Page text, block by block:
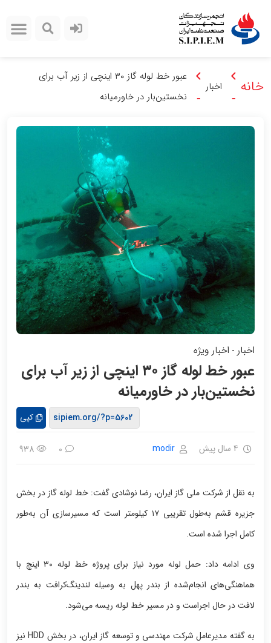
خانه -
اخبار
-
عبور خط لوله گاز ۳۰ اینچی از زیر آب برای
نخستین‌بار در خاورمیانه
اخبار - اخبار ویژه
عبور خط لوله گاز ۳۰ اینچی از زیر آب برای
نخستین‌بار در خاورمیانه
کپی
4 سال پیش modir
0
938
به نقل از شرکت ملی گاز ایران، رضا نوشادی گفت: خط لوله گاز در بخش
جزیره قشم به‌طول تقریبی ۱۷ کیلومتر است که مسیرسازی آن به‌طور
کامل اجرا شده است.
وی ادامه داد: حمل لوله مورد نیاز برای پروژه خط لوله ۳۰ اینچ با
هماهنگی‌های انجام‌شده از بندر پهل به وسیله لندینگ‌کرافت به بندر
لافت در حال اجراست و در مسیر خط لوله ریسه می‌شود.
به گفته مدیرعامل شرکت مهندسی و توسعه گاز ایران، در بخش HDD نیز